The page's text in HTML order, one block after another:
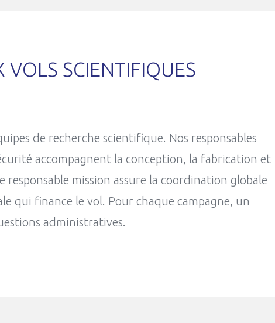
VOLS SCIENTIFIQUES
de recherche scientifique. Nos responsables
accompagnent la conception, la fabrication et
mission assure la coordination globale
qui finance le vol. Pour chaque campagne, un
administratives.